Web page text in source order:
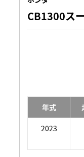
CB1300ス
年式
2023